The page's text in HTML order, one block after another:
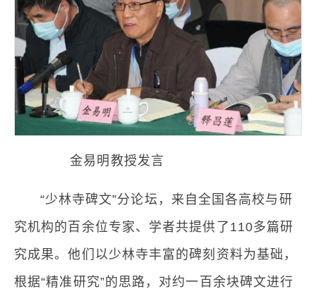
金易明教授发言
“少林寺碑文”分论坛，来自全国各高校与研
究机构的百余位专家、学者共提供了110多篇研
究成果。他们以少林寺丰富的碑刻资料为基础，
根据“精准研究”的思路，对约一百余块碑文进行